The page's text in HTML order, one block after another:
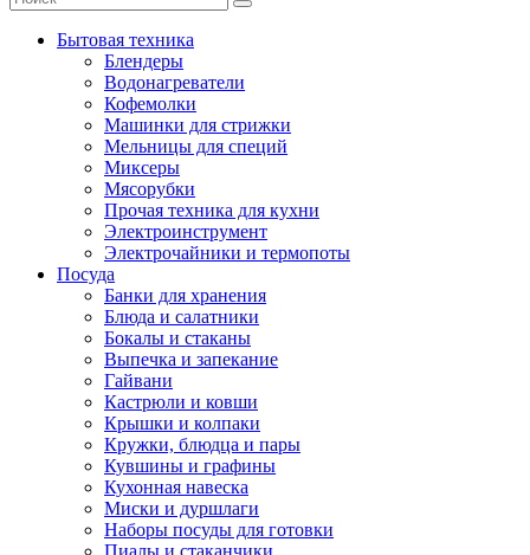
Бытовая техника
Блендеры
Водонагреватели
Кофемолки
Машинки для стрижки
Мельницы для специй
Миксеры
Мясорубки
Прочая техника для кухни
Электроинструмент
Электрочайники и термопоты
Посуда
Банки для хранения
Блюда и салатники
Бокалы и стаканы
Выпечка и запекание
Гайвани
Кастрюли и ковши
Крышки и колпаки
Кружки, блюдца и пары
Кувшины и графины
Кухонная навеска
Миски и дуршлаги
Наборы посуды для готовки
Пиалы и стаканчики